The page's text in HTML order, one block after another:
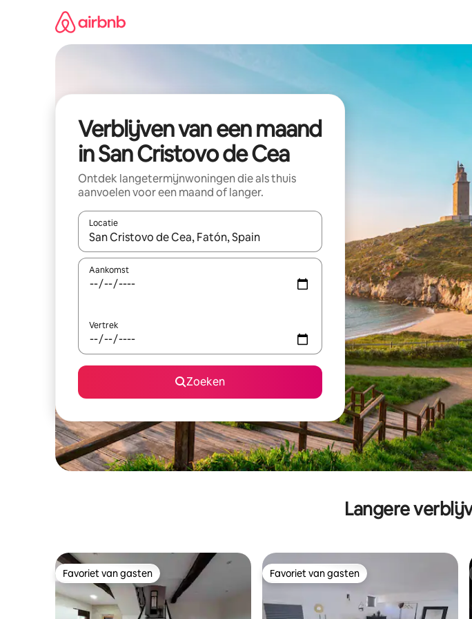
Verblijven van een maand
in San Cristovo de Cea
Ontdek langetermijnwoningen die als thuis
aanvoelen voor een maand of langer.
Locatie
Wanneer er resultaten beschikbaar zijn, maak je een keuze met je de pijltjestoetsen
Aankomst
Vertrek
Zoeken
Langere
Favoriet van gasten
Favoriet van gasten Favoriet van gasten
Favoriet van gasten